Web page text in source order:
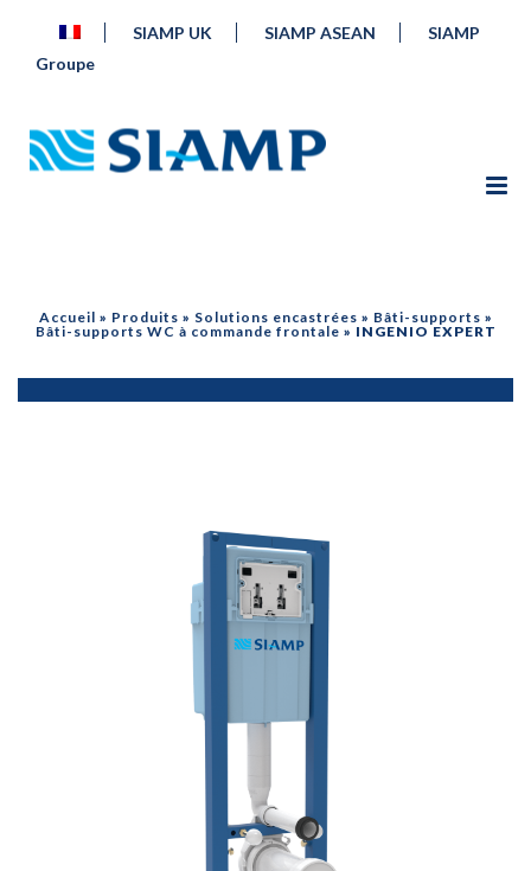
SIAMP UK SIAMP ASEAN
SIAMP
Groupe
Accueil » Produits » Solutions encastrées » Bâti-supports »
Bâti-supports WC à commande frontale » INGENIO EXPERT